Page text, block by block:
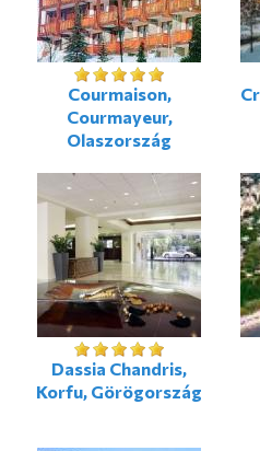
Courmaison,
Courmayeur,
Olaszország
Dassia Chandris,
Korfu, Görögország